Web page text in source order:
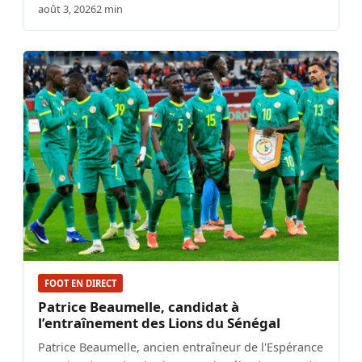
août 3, 20262 min
FOOT EN DIRECT
Patrice Beaumelle, candidat à
l’entraînement des Lions du Sénégal
Patrice Beaumelle, ancien entraîneur de l'Espérance